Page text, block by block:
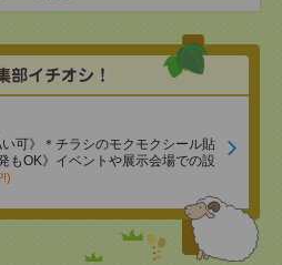
い可》＊チラシのモクモクシール貼
もOK》イベントや展示会場での設